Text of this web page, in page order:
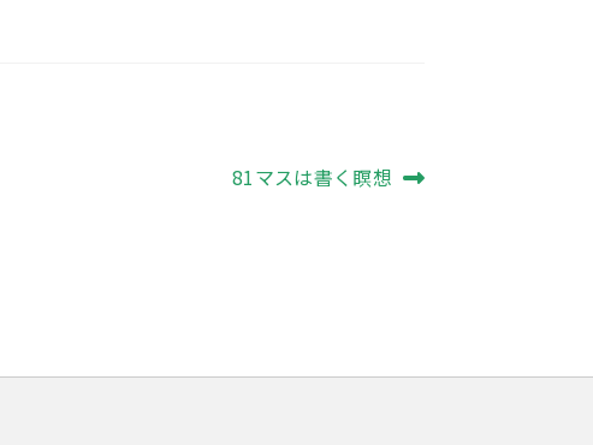
次
81マスは書く瞑想